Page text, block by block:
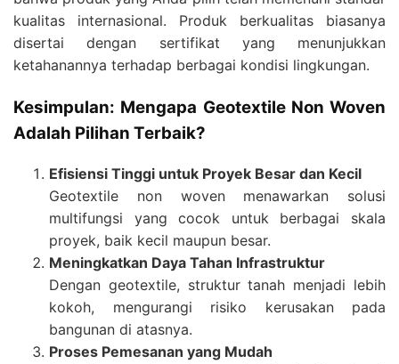
kualitas internasional. Produk berkualitas biasanya
disertai dengan sertifikat yang menunjukkan
ketahanannya terhadap berbagai kondisi lingkungan.
Kesimpulan: Mengapa Geotextile Non Woven
Adalah Pilihan Terbaik?
Efisiensi Tinggi untuk Proyek Besar dan Kecil
Geotextile non woven menawarkan solusi
multifungsi yang cocok untuk berbagai skala
proyek, baik kecil maupun besar.
Meningkatkan Daya Tahan Infrastruktur
Dengan geotextile, struktur tanah menjadi lebih
kokoh, mengurangi risiko kerusakan pada
bangunan di atasnya.
Proses Pemesanan yang Mudah